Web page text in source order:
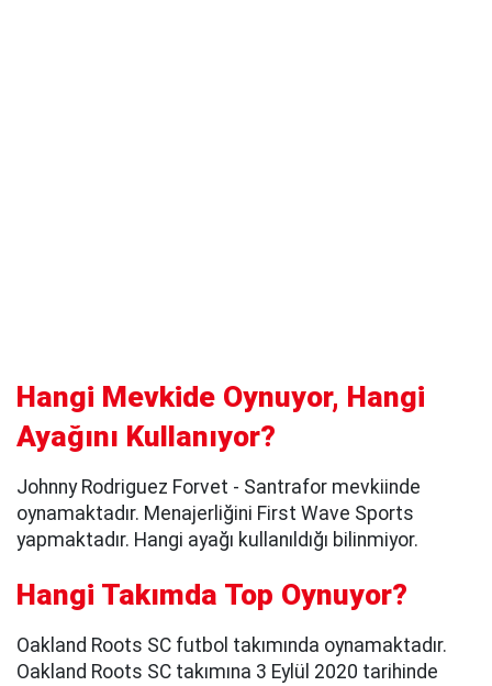
Hangi Mevkide Oynuyor, Hangi
Ayağını Kullanıyor?
Johnny Rodriguez Forvet - Santrafor mevkiinde
oynamaktadır. Menajerliğini First Wave Sports
yapmaktadır. Hangi ayağı kullanıldığı bilinmiyor.
Hangi Takımda Top Oynuyor?
Oakland Roots SC futbol takımında oynamaktadır.
Oakland Roots SC takımına 3 Eylül 2020 tarihinde